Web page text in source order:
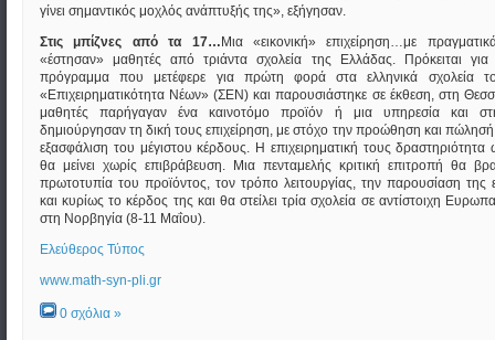
γίνει σημαντικός μοχλός ανάπτυξής της», εξήγησαν.
Στις μπίζνες από τα 17… Μια «εικονική» επιχείρηση…με
«έστησαν» μαθητές από τριάντα σχολεία της Ελλάδας. Πρόκειται για
πρόγραμμα που μετέφερε για πρώτη φορά στα ελληνικά σχολεία
«Επιχειρηματικότητα Νέων» (ΣΕΝ) και παρουσιάστηκε σε έκθεση, στη
μαθητές παρήγαγαν ένα καινοτόμο προϊόν ή μια υπηρεσία και
δημιούργησαν τη δική τους επιχείρηση, με στόχο την προώθηση και πώλησή
εξασφάλιση του μέγιστου κέρδους. Η επιχειρηματική τους
θα μείνει χωρίς επιβράβευση. Μια πενταμελής κριτική επιτροπή θα
πρωτοτυπία του προϊόντος, τον τρόπο λειτουργίας, την παρουσίαση της
και κυρίως το κέρδος της και θα στείλει τρία σχολεία σε αντίστοιχη
στη Νορβηγία (8-11 Μαΐου).
Ελεύθερος Τύπος
www.math-syn-pli.gr
0 σχόλια »